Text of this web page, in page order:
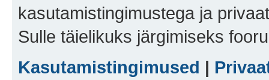
kasutamistingimustega ja
Sulle täielikuks järgimiseks
Kasutamistingimused |